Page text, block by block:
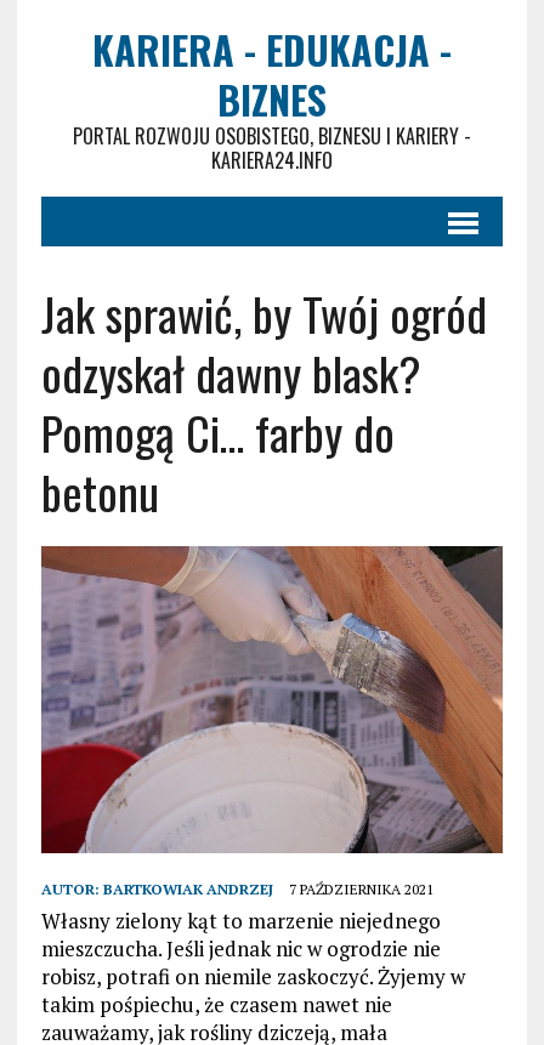
KARIERA - EDUKACJA -
BIZNES
PORTAL ROZWOJU OSOBISTEGO, BIZNESU I KARIERY -
KARIERA24.INFO
Jak sprawić, by Twój ogród
odzyskał dawny blask?
Pomogą Ci… farby do
betonu
AUTOR: BARTKOWIAK ANDRZEJ 7 PAŹDZIERNIKA 2021
Własny zielony kąt to marzenie niejednego
mieszczucha. Jeśli jednak nic w ogrodzie nie
robisz, potrafi on niemile zaskoczyć. Żyjemy w
takim pośpiechu, że czasem nawet nie
zauważamy, jak rośliny dziczeją, mała